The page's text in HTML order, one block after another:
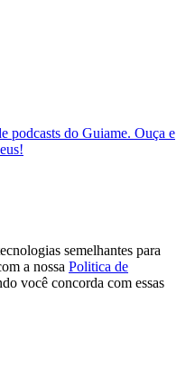
podcasts do Guiame. Ouça e
semelhantes para
a nossa Politica de
você concorda com essas